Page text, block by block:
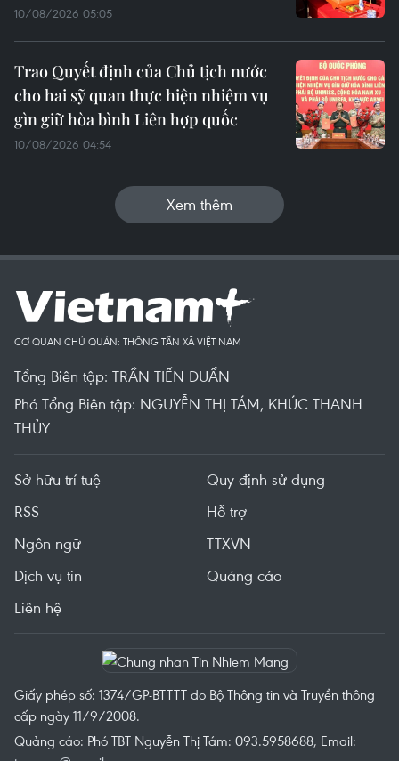
10/08/2026 05:05
Trao Quyết định của Chủ tịch nước
cho hai sỹ quan thực hiện nhiệm vụ
gìn giữ hòa bình Liên hợp quốc
10/08/2026 04:54
Xem thêm
CƠ QUAN CHỦ QUẢN: THÔNG TẤN XÃ VIỆT NAM
Tổng Biên tập: TRẦN TIẾN DUẨN
Phó Tổng Biên tập: NGUYỄN THỊ TÁM, KHÚC THANH
THỦY
Sở hữu trí tuệ
Quy định sử dụng
RSS
Hỗ trợ
Ngôn ngữ
TTXVN
Dịch vụ tin
Quảng cáo
Liên hệ
Giấy phép số: 1374/GP-BTTTT do Bộ Thông tin và Truyền thông
cấp ngày 11/9/2008.
Quảng cáo: Phó TBT Nguyễn Thị Tám: 093.5958688, Email: